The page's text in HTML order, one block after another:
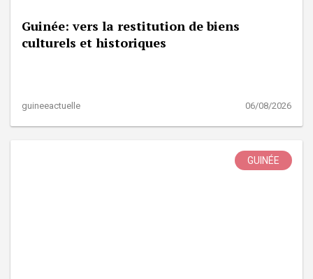
Guinée: vers la restitution de biens
culturels et historiques
guineeactuelle 06/08/2026
GUINÉE